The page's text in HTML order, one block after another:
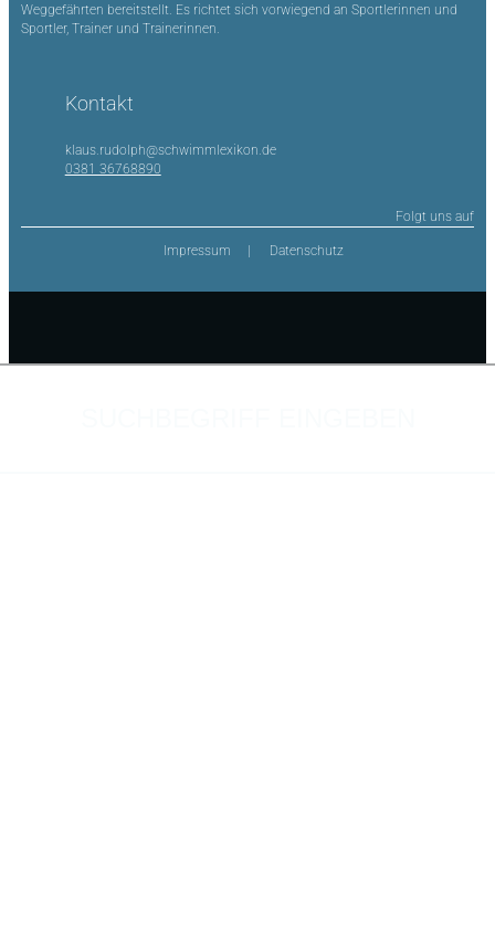
Weggefährten bereitstellt. Es richtet sich vorwiegend an Sportlerinnen und
Sportler, Trainer und Trainerinnen.
Kontakt
klaus.rudolph@schwimmlexikon.de
0381 36768890
Folgt uns auf
Impressum Datenschutz